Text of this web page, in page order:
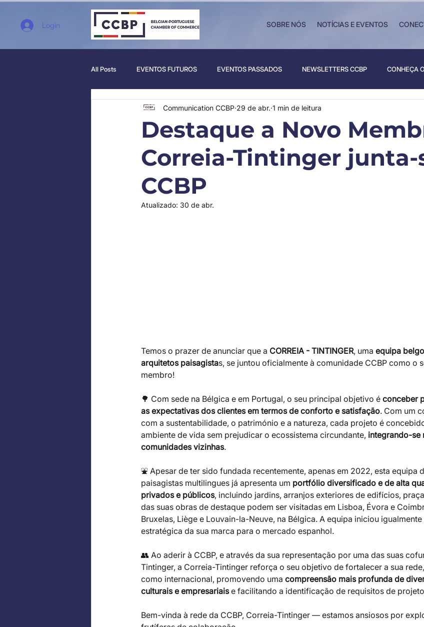
Login SOBRE NÓS NOTÍCIAS E EVENTOS
All Posts EVENTOS FUTUROS EVENTOS PASSADOS NEWSLETTERS CCBP CONHEÇA
Destaque a Novo
Correia-Tintinger junta-
CCBP
Communication CCBP 29 de abr. 1 min de leitura
Atualizado: 30 de abr.
Temos o prazer de anunciar que a CORREIA - TINTINGER, uma equipa
arquitetos paisagistas, se juntou oficialmente à comunidade CCBP como o
membro!
🌳 Com sede na Bélgica e em Portugal, o seu principal objetivo é conceber
as expectativas dos clientes em termos de conforto e satisfação. Com um
com a sustentabilidade, o património e a natureza, cada projeto é
ambiente de vida sem prejudicar o ecossistema circundante, integrando-se
comunidades vizinhas.
⛲ Apesar de ter sido fundada recentemente, apenas em 2022, esta equipa
paisagistas multilingues já apresenta um portfólio diversificado e de alta
privados e públicos, incluindo jardins, arranjos exteriores de edifícios,
das suas obras de destaque podem ser visitadas em Lisboa, Évora e
Bruxelas, Liège e Louvain-la-Neuve, na Bélgica. A equipa iniciou
estratégica da sua marca para o mercado espanhol.
👥 Ao aderir à CCBP, e através da sua representação por uma das suas
Tintinger, a Correia-Tintinger reforça o seu objetivo de fortalecer a sua
como internacional, promovendo uma compreensão mais profunda de
culturais e empresariais e facilitando a identificação de requisitos de
Bem-vinda à rede da CCBP, Correia-Tintinger — estamos ansiosos por